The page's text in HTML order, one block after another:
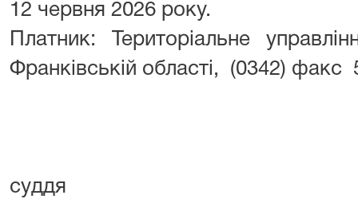
12 червня 2026 року.
Платник: Територіальне
Франківській області, (0342)